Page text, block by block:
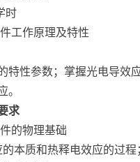
时
工作原理及特性
特性参数；掌握光电导效
。
求
的物理基础
本质和热释电效应的过程